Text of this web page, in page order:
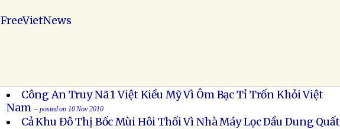
FreeVietNews
Công An Truy Nã 1 Việt Kiều Mỹ Vì Ôm Bạc Tỉ Trốn Khỏi Việt
Nam -- posted on 10 Nov 2010
Cả Khu Đô Thị Bốc Mùi Hôi Thối Vì Nhà Máy Lọc Dầu Dung Quất